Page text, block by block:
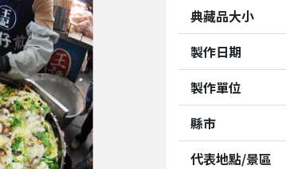
典藏品大小
製作日期
製作單位
縣市
代表地點/景區